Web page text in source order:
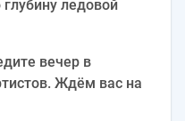
ледовой
вечер в
Ждём вас на